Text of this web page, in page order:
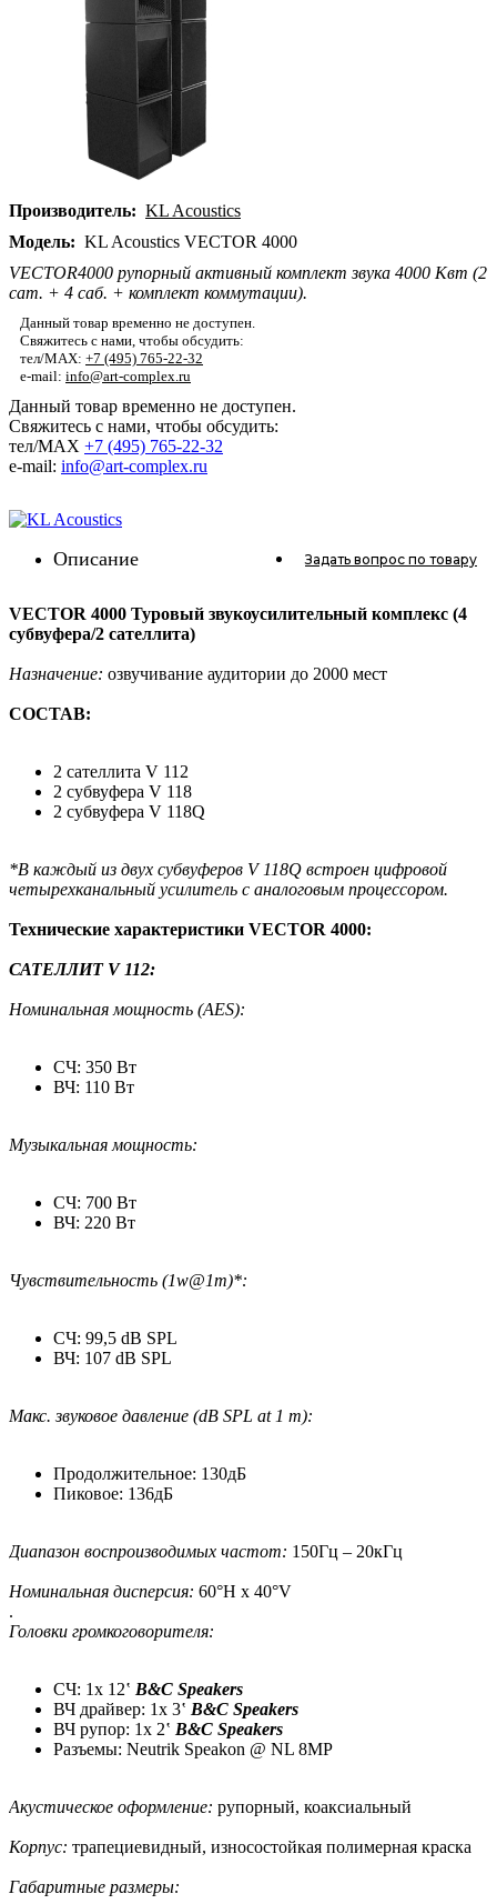
Производитель: KL Acoustics
Модель: KL Acoustics VECTOR 4000
VECTOR4000 рупорный активный комплект звука 4000 Квт (2
сат. + 4 саб. + комплект коммутации).
Данный товар временно не доступен.
Свяжитесь с нами, чтобы обсудить:
тел/MAX: +7 (495) 765-22-32
e-mail: info@art-complex.ru
Данный товар временно не доступен.
Свяжитесь с нами, чтобы обсудить:
тел/MAX +7 (495) 765-22-32
e-mail: info@art-complex.ru
Описание Задать вопрос по товару
VECTOR 4000 Туровый звукоусилительный комплекс (4
субвуфера/2 сателлита)
Назначение: озвучивание аудитории до 2000 мест
СОСТАВ:
2 сателлита V 112
2 субвуфера V 118
2 субвуфера V 118Q
*В каждый из двух субвуферов V 118Q встроен цифровой
четырехканальный усилитель с аналоговым процессором.
Технические характеристики VECTOR 4000:
САТЕЛЛИТ V 112:
Номинальная мощность (AES):
СЧ: 350 Вт
ВЧ: 110 Вт
Музыкальная мощность:
СЧ: 700 Вт
ВЧ: 220 Вт
Чувствительность (1w@1m)*:
СЧ: 99,5 dB SPL
ВЧ: 107 dB SPL
Макс. звуковое давление (dB SPL at 1 m):
Продолжительное: 130дБ
Пиковое: 136дБ
Диапазон воспроизводимых частот: 150Гц – 20кГц
Номинальная дисперсия: 60°H х 40°V
.
Головки громкоговорителя:
СЧ: 1x 12‛ B&C Speakers
ВЧ драйвер: 1x 3‛ B&C Speakers
ВЧ рупор: 1x 2‛ B&C Speakers
Разъемы: Neutrik Speakon @ NL 8MP
Акустическое оформление: рупорный, коаксиальный
Корпус: трапециевидный, износостойкая полимерная краска
Габаритные размеры: